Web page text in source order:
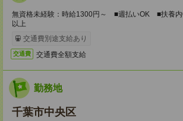
無資格未経験：時給1300円～ ■週払いOK ■扶養
以上
交通費別途支給あり
交通費 交通費全額支給
勤務地
千葉市中央区